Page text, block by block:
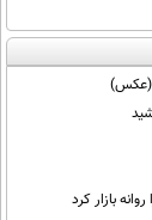
(عکس)
را روانه بازار کرد